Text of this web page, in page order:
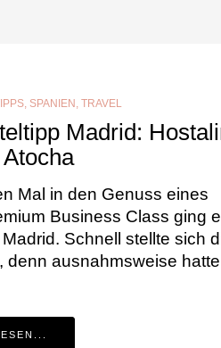
, SPANIEN , TRAVEL
Madrid:
Mal in den Genuss eines
Business Class ging
Schnell stellte sich
denn ausnahmsweise hatte